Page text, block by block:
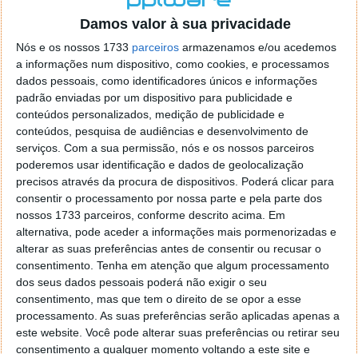
Damos valor à sua privacidade
Nós e os nossos 1733 parceiros armazenamos e/ou acedemos
a informações num dispositivo, como cookies, e processamos
dados pessoais, como identificadores únicos e informações
padrão enviadas por um dispositivo para publicidade e
conteúdos personalizados, medição de publicidade e
conteúdos, pesquisa de audiências e desenvolvimento de
serviços. Com a sua permissão, nós e os nossos parceiros
poderemos usar identificação e dados de geolocalização
precisos através da procura de dispositivos. Poderá clicar para
consentir o processamento por nossa parte e pela parte dos
nossos 1733 parceiros, conforme descrito acima. Em
alternativa, pode aceder a informações mais pormenorizadas e
alterar as suas preferências antes de consentir ou recusar o
consentimento. Tenha em atenção que algum processamento
dos seus dados pessoais poderá não exigir o seu
consentimento, mas que tem o direito de se opor a esse
processamento. As suas preferências serão aplicadas apenas a
este website. Você pode alterar suas preferências ou retirar seu
consentimento a qualquer momento voltando a este site e
localizaçao referida n se encontra la nada k me permita por
o firefox como browser predefenido
Ja percorri o painel
tentei apagar o explorer na tentativa de forçar o uso do
firefox mas em vao. Kaso te lembres de outra dica fico
agradecido, caso contrario obrigado a mesma
Responder
Vítor M.
7 de Novembro de 2005 às 01:39
@Reporter
Desculpa mas o link funciona. Seja como for segue por mail
o MSn Messenger 8.
Responder
Vítor M.
@Rui
Tens de encontrar o que te falei. Faz da seguinte maneira,
janela iniciar e no topo dessa janela com o botão direito do
rato faz propriedades. Depois no separador Menu ‘Iniciar’
clica no botão ‘Personalizar’ aí encontrarás no separador